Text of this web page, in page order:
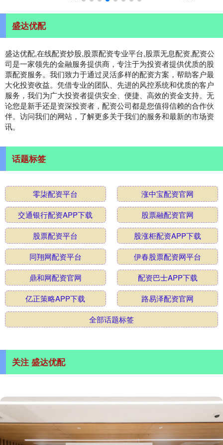
盛达优配
盛达优配,在线配资炒股,股票配资专业平台,股票无息配资,配资公
司是一家领先的金融服务提供商，专注于为投资者提供优质的股
票配资服务。我们致力于通过灵活多样的配资方案，帮助客户最
大化投资收益。凭借专业的团队、先进的风控系统和优质的客户
服务，我们为广大投资者提供安全、便捷、高效的资金支持。无
论您是新手还是资深投资者，配资公司都是您值得信赖的合作伙
伴。访问我们的网站，了解更多关于我们的服务和最新的市场资
讯。
话题标签
零柒配资平台
涨中宝配资官网
交通银行配资APP下载
股票融配资官网
股票配资平台
股涨柜配资APP下载
同翔网配资平台
伊春股票配资网平台
鼎和网配资官网
配资巴士APP下载
亿正策略APP下载
路易泽配资官网
全部话题标签
关注 盛达优配